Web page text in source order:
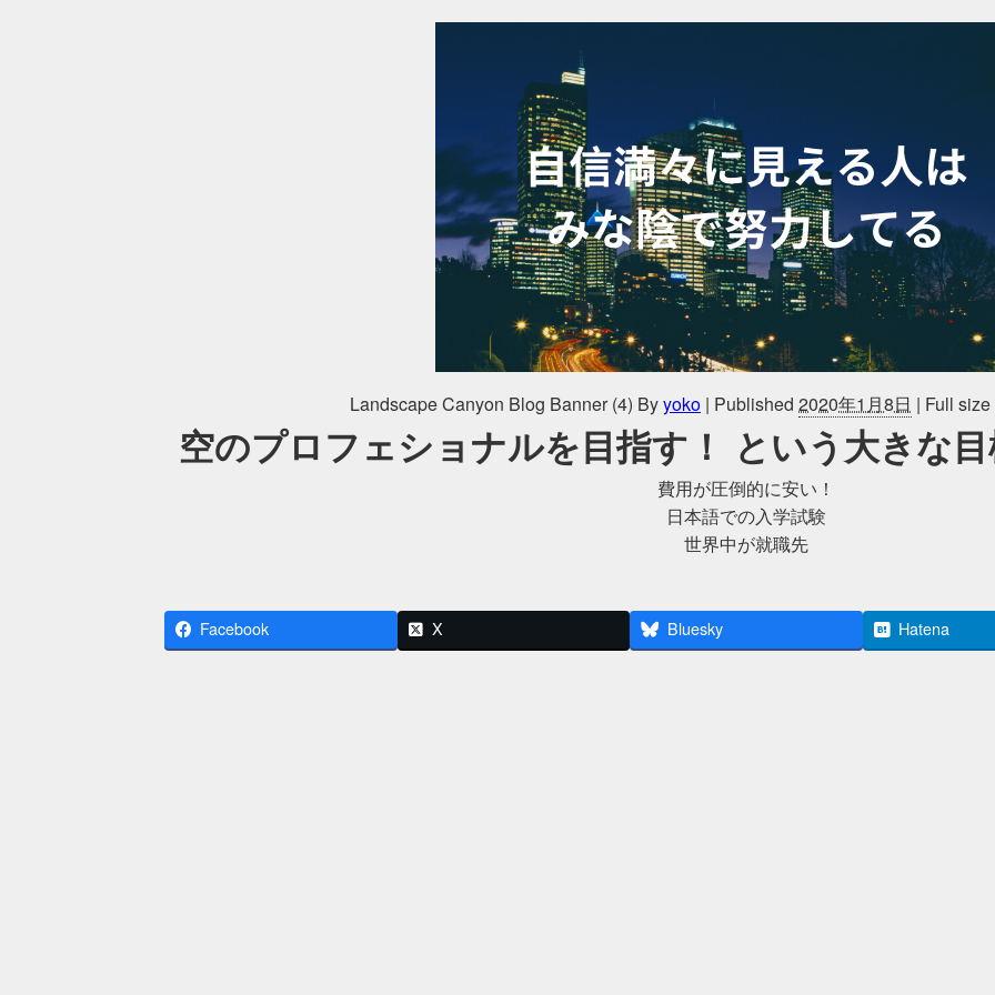
Landscape Canyon Blog Banner (4) Byyoko | Published 2020年1月8日 | Full
空のプロフェショナルを目指す！ という大きな
費用が圧倒的に安い！
日本語での入学試験
世界中が就職先
Facebook X Bluesky Hatena